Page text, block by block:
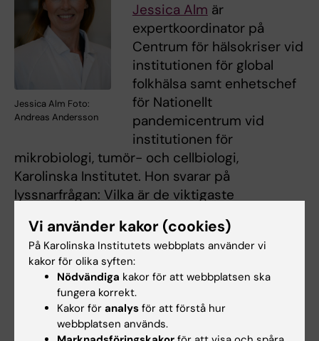
Jessica Alm Foto:
Andreas Andersson
Jessica Alm är
expertkoordinator på
Centrum för hälsokriser vid
institutionen för global
folkhälsa samt enhetschef
för Nationellt
pandemicentrum vid
institutionen för
mikrobiologi, tumör- och cellbiologi,
Karolinska Institutet. Hon svarar på
lyssnarfrågan: Vilka är de viktigaste
och covid-19?
Lyssna på avsnittet via
Lyssna viaSpotify
Läs entranskriberadversion av intervjun
med Anna Färnert
Vi använder kakor (cookies)
På Karolinska Institutets webbplats använder vi
kakor för olika syften:
Nödvändiga kakor för att webbplatsen ska
fungera korrekt.
Kakor för analys för att förstå hur
webbplatsen används.